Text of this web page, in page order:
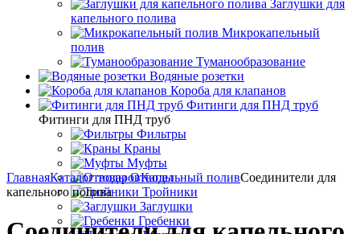
Заглушки для
капельного полива
Микрокапельный
полив
Туманообразование
Водяные розетки
Короба для клапанов
Фитинги для ПНД труб
Фитинги для ПНД труб
Фильтры
Краны
Муфты
Отводы
Тройники
Заглушки
Гребенки
ГлавнаяКаталог товаровКапельный поливСоединители для
капельного полива